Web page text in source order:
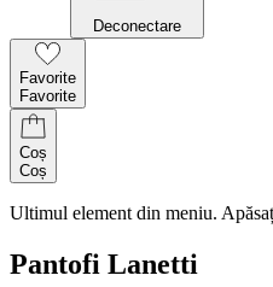
Deconectare
Favorite
Favorite
Coș
Coș
Ultimul element din meniu.
Pantofi Lanetti